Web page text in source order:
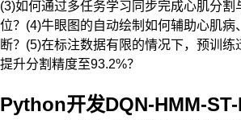
(3)如何通过多任务学习同步完成心肌分割
位？(4)牛眼图的自动绘制如何辅助心肌病
断？(5)在标注数据有限的情况下，预训练
提升分割精度至93.2%？
Python开发DQN-HMM-